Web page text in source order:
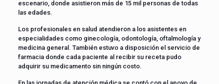
escenario, donde asistieron más de 15 mil personas de todas
las edades.
Los profesionales en salud atendieron a los asistentes en
especialidades como ginecología, odontología, oftalmología y
medicina general. También estuvo a disposición el servicio de
farmacia donde cada paciente al recibir su receta pudo
adquirir su medicamento sin ningún costo.